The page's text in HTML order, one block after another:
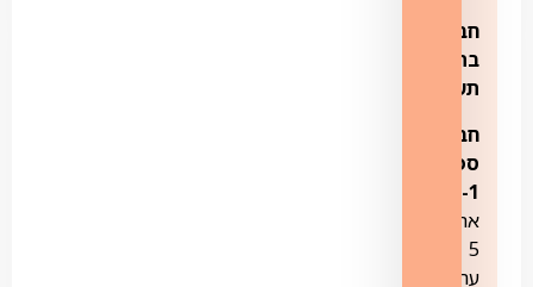
חבילות
בתוספת
תשלום:
חבילת
ספורט
1-
את
5
ערוצי